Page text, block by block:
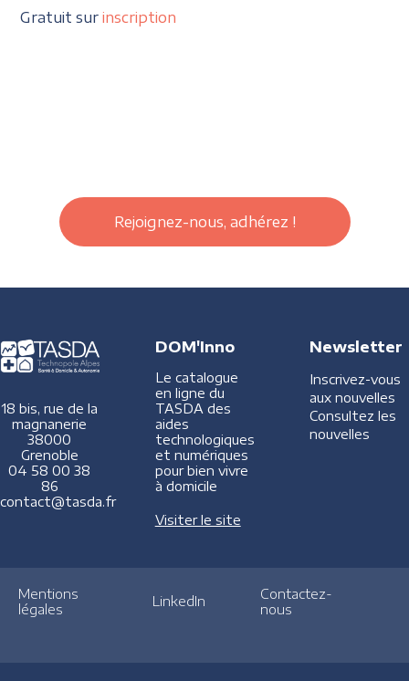
Gratuit surinscription
Rejoignez-nous, adhérez !
18 bis, rue de la
magnanerie
38000
Grenoble
04 58 00 38
86
contact@tasda.fr
DOM'Inno
Le catalogue
en ligne du
TASDA des
aides
technologiques
et numériques
pour bien vivre
à domicile
Visiter le site
Newsletter
Inscrivez-vous
aux nouvelles
Consultez les
nouvelles
Mentions
légales
LinkedIn
Contactez-
nous